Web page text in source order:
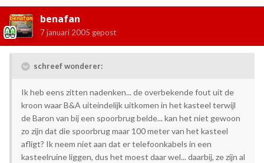
benafan
7 januari 2005 gepost
schreef wonderer:
Ik heb eens zitten nadenken... de overbekende fout uit de
kroon waar B&A uiteindelijk uitkomen in het kasteel terwijl
de Baron van bij een spoorbrug belde... kan het niet gewoon
zo zijn dat die spoorbrug maar 100 meter van het kasteel
afligt? Ik neem niet aan dat er telefoonkabels in een
kasteelruine liggen, dus het moest daar wel... daarbij, ze zijn al